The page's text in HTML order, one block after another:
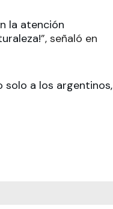
la atención
”, señaló en
solo a los argentinos,